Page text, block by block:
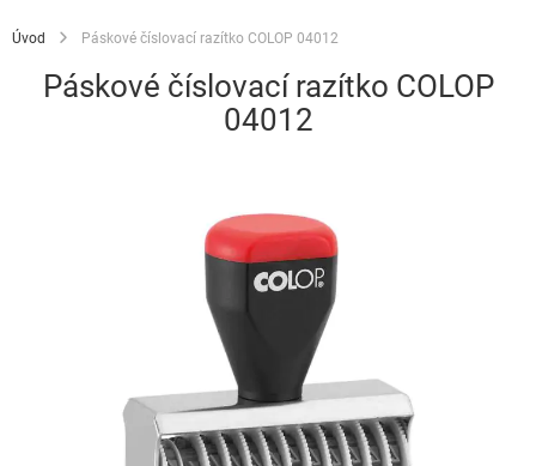
Úvod Páskové číslovací razítko COLOP 04012
Páskové číslovací razítko COLOP
04012